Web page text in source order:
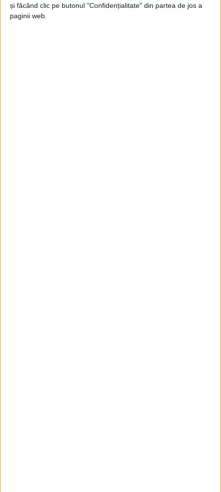
și făcând clic pe butonul "Confidențialitate" din partea de jos a
paginii web.
Suceava”.